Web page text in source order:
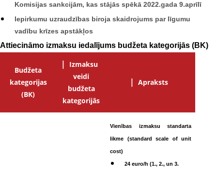
Komisijas sankcijām, kas stājās spēkā 2022.gada 9.aprīlī
Iepirkumu uzraudzības biroja skaidrojums par līgumu
vadību krīzes apstākļos
Attiecināmo izmaksu iedalījums budžeta kategorijās (BK)
Budžeta
kategorijas
(BK)
Izmaksu
veidi
budžeta
kategorijās
Apraksts
Vienības izmaksu standarta
likme (standard scale of unit
cost)
24 euro/h (1., 2., un 3.